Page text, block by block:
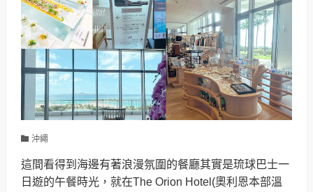
沖繩
這間看得到海邊有著浪漫氛圍的餐廳其實是琉球巴士一
日遊的午餐時光，就在The Orion Hotel(奧利恩本部溫